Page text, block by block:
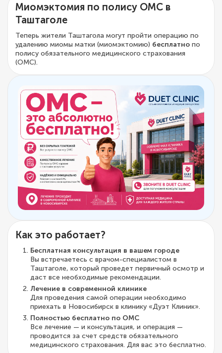
Миомэктомия по полису ОМС в
Таштаголе
Теперь жители Таштагола могут пройти операцию по
удалению миомы матки (миомэктомию) бесплатно по
полису обязательного медицинского страхования
(ОМС).
Как это работает?
Бесплатная консультация в вашем городе
Вы встречаетесь с врачом-специалистом в
Таштаголе, который проведет первичный осмотр и
даст все необходимые рекомендации.
Лечение в современной клинике
Для проведения самой операции необходимо
приехать в Новосибирск в клинику «Дуэт Клиник».
Полностью бесплатно по ОМС
Все лечение — и консультация, и операция —
проводится за счет средств обязательного
медицинского страхования. Для вас это бесплатно.